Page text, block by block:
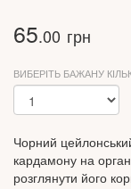
65.00 грн
ВИБЕРІТЬ БАЖАНУ
Чорний
кардамону на
розглянути його